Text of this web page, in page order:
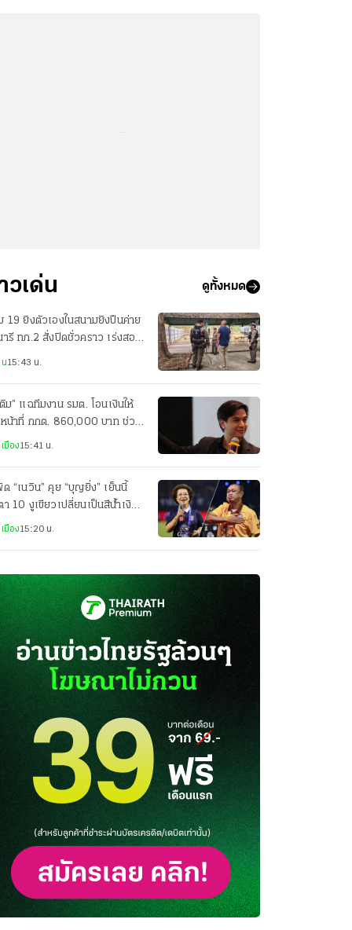
วเด่น ดูทั้งหมด
19 ยิงตัวเองในสนามยิงปืนค่าย
ารี ทภ.2 สั่งปิดชั่วคราว เร่งสอบ
15:43 น.
ติม” แฉทีมงาน รมต. โอนเงินให้
หน้าที่ กกต. 860,000 บาท ช่วง
ก สว. 2567
มือง15:41 น.
ด “เนวิน” คุย “บุญยิ่ง” เย็นนี้
า 10 งูเขียวเปลี่ยนเป็นสีน้ำเงิน
ม่
มือง15:20 น.